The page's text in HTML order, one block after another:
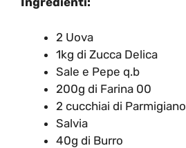
2 Uova
1kg di Zucca Delica
Sale e Pepe q.b
200g di Farina 00
2 cucchiai di Parmigiano
Salvia
40g di Burro